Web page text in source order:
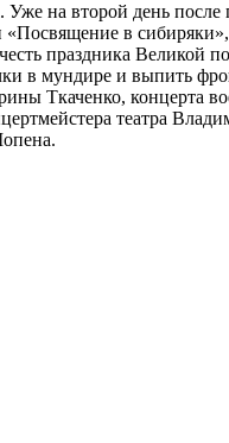
на второй день
в
праздника Великой
в мундире и выпить
Ткаченко, концерта
театра